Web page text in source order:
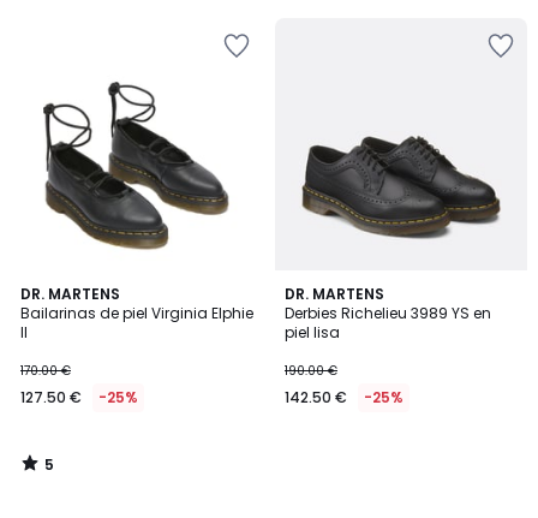
DR. MARTENS
Bailarinas de piel Virginia Elphie
II
170.00 €
127.50 € -25%
5
/
5
/
DR. MARTENS
Derbies Richelieu 3989 YS en
piel lisa
190.00 €
142.50 € -25%